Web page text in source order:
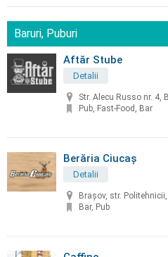
Baruri, Puburi
Aftăr Stube
Detalii
Str. Alecu Russo nr. 4,
Pub, Fast-Food, Bar
Berăria Ciucaș
Detalii
Brașov, str. Politehnicii,
Bar, Pub